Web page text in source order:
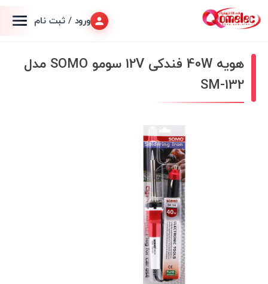
ورود / ثبت نام
هویه 40W فندکی 12V سومو SOMO مدل
SM-132